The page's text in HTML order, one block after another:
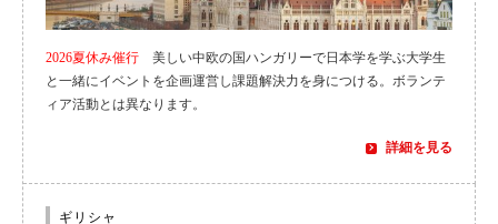
2026夏休み催行 美しい中欧の国ハンガリーで日本学を学ぶ大学生
と一緒にイベントを企画運営し課題解決力を身につける。ボランテ
ィア活動とは異なります。
詳細を見る
ギリシャ